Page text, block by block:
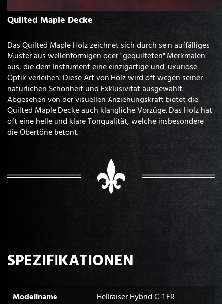
Quilted Maple Decke
Das Quilted Maple Holz zeichnet sich durch sein auffälliges
Muster aus wellenförmigen oder "gequilteten" Merkmalen
aus, die dem Instrument eine einzigartige und luxuriöse
Optik verleihen. Diese Art von Holz wird oft wegen seiner
natürlichen Schönheit und Exklusivität ausgewählt.
Abgesehen von der visuellen Anziehungskraft bietet die
Quilted Maple Decke auch klangliche Vorzüge. Das Holz hat
oft eine helle und klare Tonqualität, welche insbesondere
die Obertöne betont.
SPEZIFIKATIONEN
Modellname Hellraiser Hybrid C-1 FR